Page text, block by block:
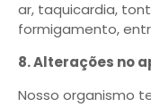
ar, taquicardia,
formigamento,
8. Alterações no
Nosso organismo